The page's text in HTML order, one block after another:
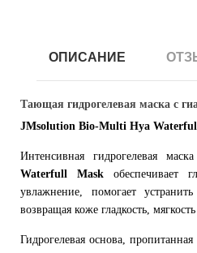
ОПИСАНИЕ
Тающая гидрогелевая маска с
JMsolution Bio-Multi Hya
Интенсивная гидрогелевая
Waterfull Mask обеспечивает
увлажнение, помогает
возвращая коже гладкость,
Гидрогелевая основа,